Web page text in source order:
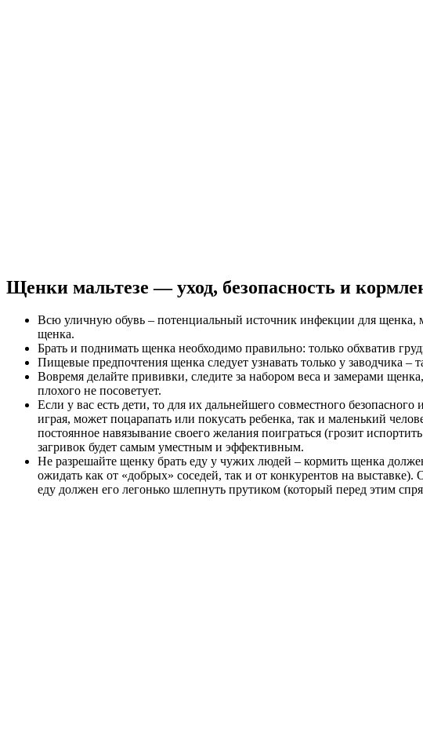
Щенки мальтезе — уход, безопасность и
Всю уличную обувь – потенциальный источник инфекции для щенка,
щенка.
Брать и поднимать щенка необходимо правильно: только обхватив
Пищевые предпочтения щенка следует узнавать только у заводчика
Вовремя делайте прививки, следите за набором веса и замерами
плохого не посоветует.
Если у вас есть дети, то для их дальнейшего совместного
играя, может поцарапать или покусать ребенка, так и маленький
постоянное навязывание своего желания поиграться (грозит
загривок будет самым уместным и эффективным.
Не разрешайте щенку брать еду у чужих людей – кормить щенка
ожидать как от «добрых» соседей, так и от конкурентов на
еду должен его легонько шлепнуть прутиком (который перед этим